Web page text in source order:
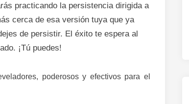
practicando la persistencia dirigida a
cerca de esa versión tuya que ya
de persistir. El éxito te espera al
¡Tú puedes!
poderosos y efectivos para el